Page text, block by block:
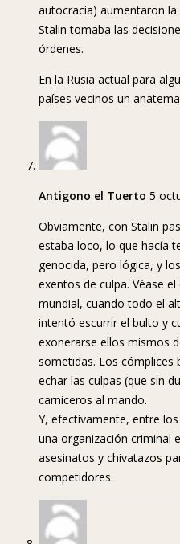
autocracia) aumentaron
Stalin tomaba las
órdenes.
En la Rusia actual para
países vecinos un
Antigono el Tuerto 5
Obviamente, con Stalin
estaba loco, lo que hacía
genocida, pero lógica, y
exentos de culpa. Véase
mundial, cuando todo el
intentó escurrir el bulto y
exonerarse ellos mismos
sometidas. Los cómplices
echar las culpas (que sin
carniceros al mando.
Y, efectivamente, entre
una organización criminal
asesinatos y chivatazos
competidores.